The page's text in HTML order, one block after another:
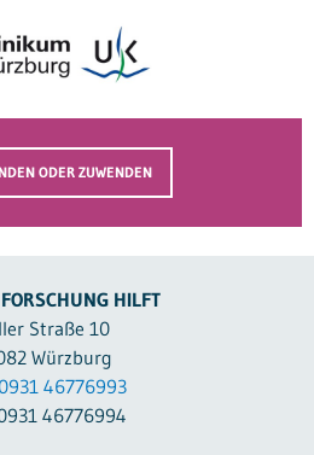
ODER ZUWENDEN
FORSCHUNG HILFT
Straße 10
Würzburg
46776993
46776994